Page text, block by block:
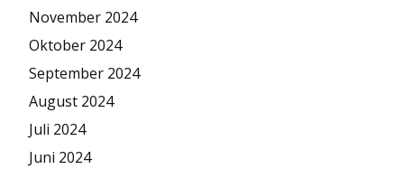
November 2024
Oktober 2024
September 2024
August 2024
Juli 2024
Juni 2024